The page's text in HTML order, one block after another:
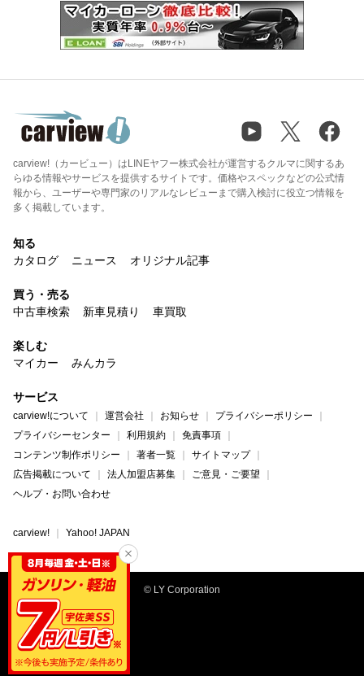
carview!（カービュー）はLINEヤフー株式会社が運営するクルマに関するあ
らゆる情報やサービスを提供するサイトです。価格やスペックなどの公式情
報から、ユーザーや専門家のリアルなレビューまで購入検討に役立つ情報を
多く掲載しています。
知る
カタログ
ニュース オリジナル記事
買う・売る
中古車検索
新車見積り 車買取
楽しむ
マイカー
みんカラ
サービス
carview!について 運営会社 お知らせ
プライバシーポリシー
プライバシーセンター
利用規約
免責事項
コンテンツ制作ポリシー
著者一覧
サイトマップ
広告掲載について
法人加盟店募集
ご意見・ご要望
ヘルプ・お問い合わせ
carview! Yahoo! JAPAN
© LY Corporation